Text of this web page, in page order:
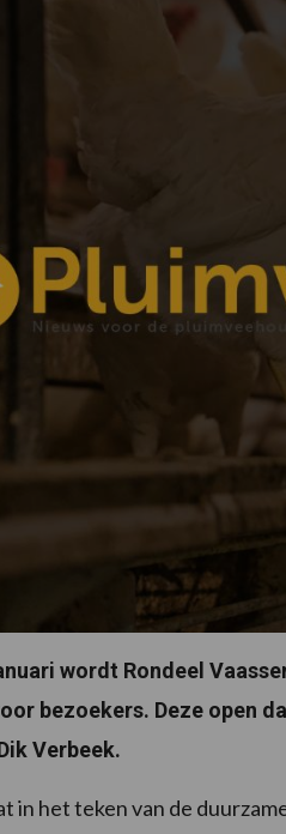
wordt Rondeel
bezoekers. Deze open
Verbeek.
in het teken van de